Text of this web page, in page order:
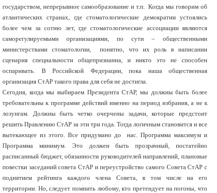
государством, непрерывное самообразование и т.п. Когда мы говорим об
атлантических странах, где стоматологические демократии устоялись
более чем за сотню лет, где стоматологические ассоциации являются
саморегулируемыми организациями, по сути – общественными
министерствами стоматологии, понятно, что их роль в написании
сценария специальности общепризнанна, и никто это не способен
оспаривать. В Российской Федерации, пока наша общественная
организация СтАР такого права для себя не достигла.
Сегодня, когда мы выбираем Президента СтАР, мы должны быть более
требовательны к программе действий именно на период избрания, а не к
лозунгам. Должны быть четко очерчены задачи, которые предстоит
решить Правлению СтАР за эти три года. Тогда логичным становится и все
вытекающее из этого. Все придумано до нас. Программа максимум и
Программа минимум. Это должен быть прозрачный, постатейно
расписанный бюджет, обязанности руководителей направлений, плановые
повестки заседаний совета СтАР и переустройство самого Совета СтАР с
поднятием рейтинга каждого члена Совета, в том числе на его
территории. Но, следует помнить любому, кто претендует на погоны, что